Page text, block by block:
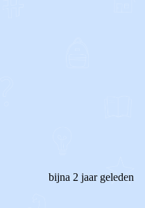
bijna 2 jaar geleden